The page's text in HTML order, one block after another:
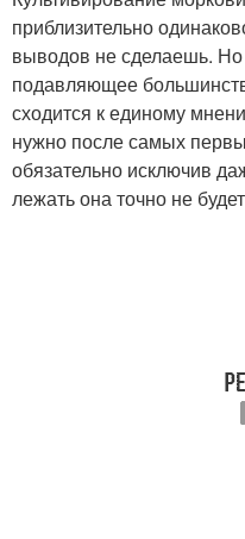
приблизительно
выводов не сделаешь.
подавляющее
сходится к единому
нужно после самых
обязательно исключив
лежать она точно не